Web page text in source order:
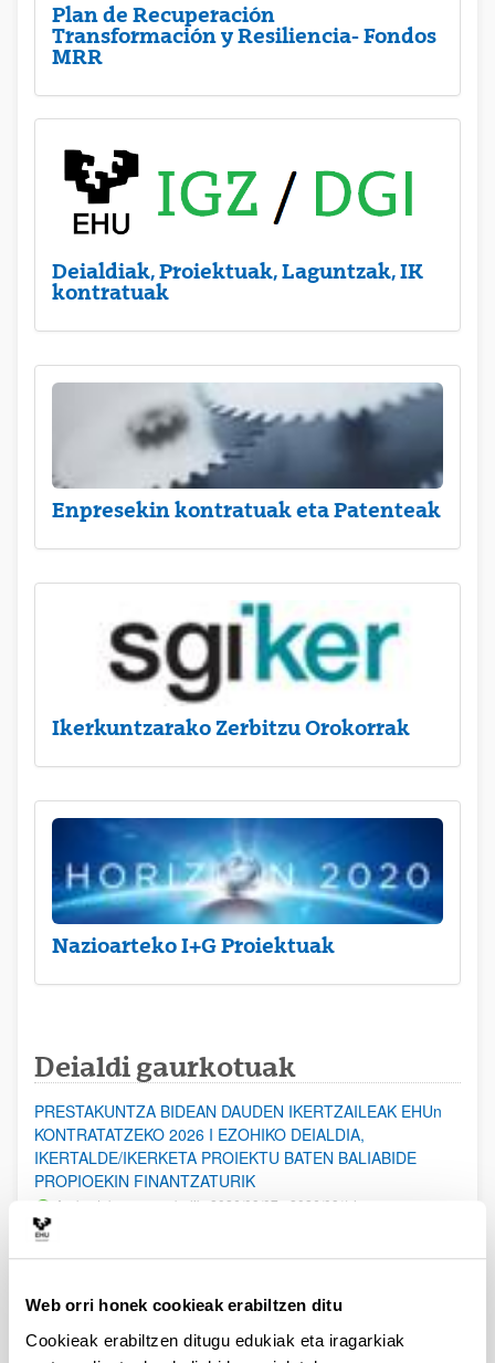
Web orri honek cookieak erabiltzen ditu
Cookieak erabiltzen ditugu edukiak eta iragarkiak
Plan de Recuperación
Transformación y Resiliencia- Fondos
MRR
Deialdiak, Proiektuak, Laguntzak, IK
kontratuak
Enpresekin kontratuak eta Patenteak
Ikerkuntzarako Zerbitzu Orokorrak
Nazioarteko I+G Proiektuak
Deialdi gaurkotuak
PRESTAKUNTZA BIDEAN DAUDEN IKERTZAILEAK EHUn
KONTRATATZEKO 2026 I EZOHIKO DEIALDIA,
IKERTALDE/IKERKETA PROIEKTU BATEN BALIABIDE
PROPIOEKIN FINANTZATURIK
Aurkezteko epea zabalik: 2026/08/07 - 2026/08/14
erosi eta berritzeko laguntzak 2026
Izapide irekia